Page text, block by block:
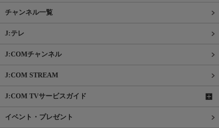
チャンネル一覧
J:テレ
J:COMチャンネル
J:COM STREAM
J:COM TVサービスガイド
イベント・プレゼント